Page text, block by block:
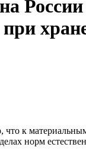
к
норм